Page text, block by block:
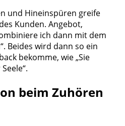
und Hineinspüren greife
Kunden. Angebot,
ich dann mit dem
Beides wird dann so ein
bekomme, wie „Sie
beim Zuhören